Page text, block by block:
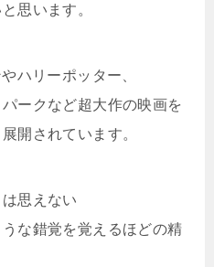
思います。
ハリーポッター、
ークなど超大作の映画を
開されています。
思えない
な錯覚を覚えるほどの精